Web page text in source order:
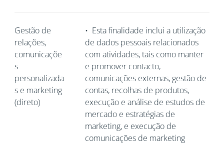
Gestão de
relações,
comunicaçõe
s
personalizada
s e marketing
(direto)
• Esta finalidade inclui a utilização
de dados pessoais relacionados
com atividades, tais como manter
e promover contacto,
comunicações externas, gestão de
contas, recolhas de produtos,
execução e análise de estudos de
mercado e estratégias de
marketing, e execução de
comunicações de marketing